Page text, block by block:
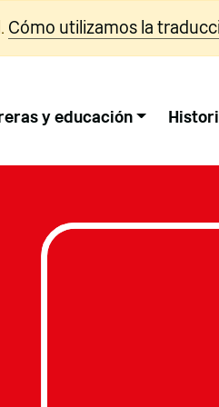
Cómo utilizamos la
y educación